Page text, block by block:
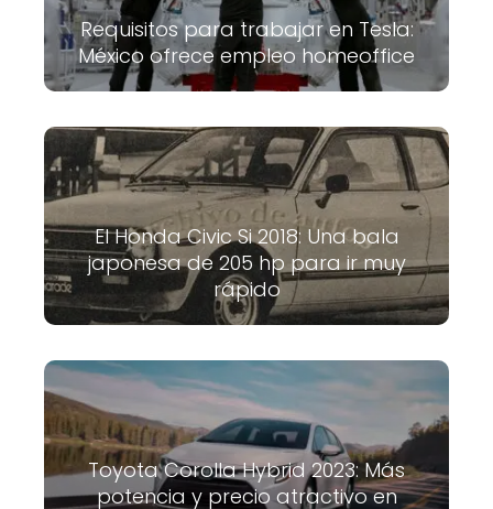
Requisitos para trabajar en Tesla:
México ofrece empleo homeoffice
El Honda Civic Si 2018: Una bala
japonesa de 205 hp para ir muy
rápido
Toyota Corolla Hybrid 2023: Más
potencia y precio atractivo en